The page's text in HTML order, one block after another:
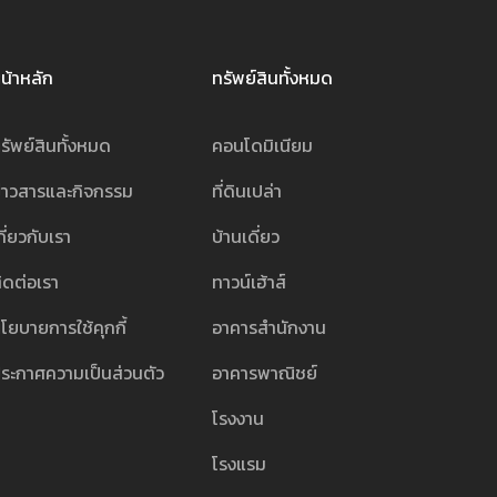
าหลัก
พย์สินทั้งหมด
วสารและกิจกรรม
ยวกับเรา
ต่อเรา
ยบายการใช้คุกกี้
ะกาศความเป็นส่วนตัว
ทรัพย์สินทั้งหมด
คอนโดมิเนียม
ที่ดินเปล่า
บ้านเดี่ยว
ทาวน์เฮ้าส์
อาคารสำนักงาน
อาคารพาณิชย์
โรงงาน
โรงแรม